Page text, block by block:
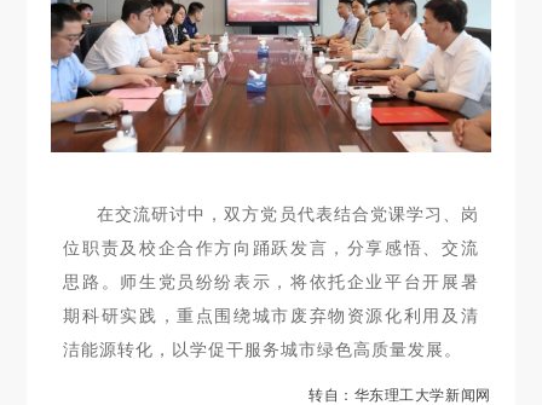
在交流研讨中，双方党员代表结合党课学习、岗
位职责及校企合作方向踊跃发言，分享感悟、交流
思路。师生党员纷纷表示，将依托企业平台开展暑
期科研实践，重点围绕城市废弃物资源化利用及清
洁能源转化，以学促干服务城市绿色高质量发展。
转自：华东理工大学新闻网